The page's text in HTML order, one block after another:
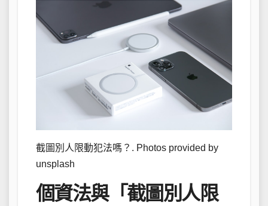
截圖別人限動犯法嗎？. Photos provided by
unsplash
個資法與「截圖別人限